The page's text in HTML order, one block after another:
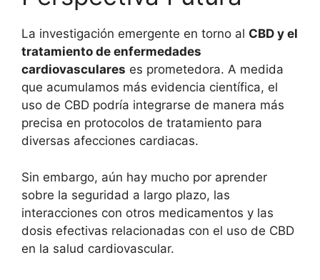
La investigación emergente en torno al CBD y el
tratamiento de enfermedades
cardiovasculares es prometedora. A medida
que acumulamos más evidencia científica, el
uso de CBD podría integrarse de manera más
precisa en protocolos de tratamiento para
diversas afecciones cardiacas.
Sin embargo, aún hay mucho por aprender
sobre la seguridad a largo plazo, las
interacciones con otros medicamentos y las
dosis efectivas relacionadas con el uso de CBD
en la salud cardiovascular.